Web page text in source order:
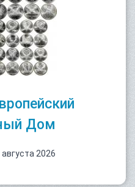
Дом
августа 2026